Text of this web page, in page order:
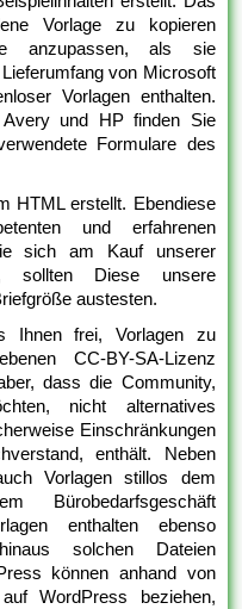
Vorlage zu kopieren
anzupassen, als sie
von Microsoft
Vorlagen enthalten.
und HP finden Sie
Formulare des
HTML erstellt. Ebendiese
und erfahrenen
sich am Kauf unserer
sollten Diese unsere
austesten.
Ihnen frei, Vorlagen zu
CC-BY-SA-Lizenz
dass die Community,
nicht alternatives
Einschränkungen
enthält. Neben
Vorlagen stillos dem
Bürobedarfsgeschäft
enthalten ebenso
solchen Dateien
können anhand von
WordPress beziehen,